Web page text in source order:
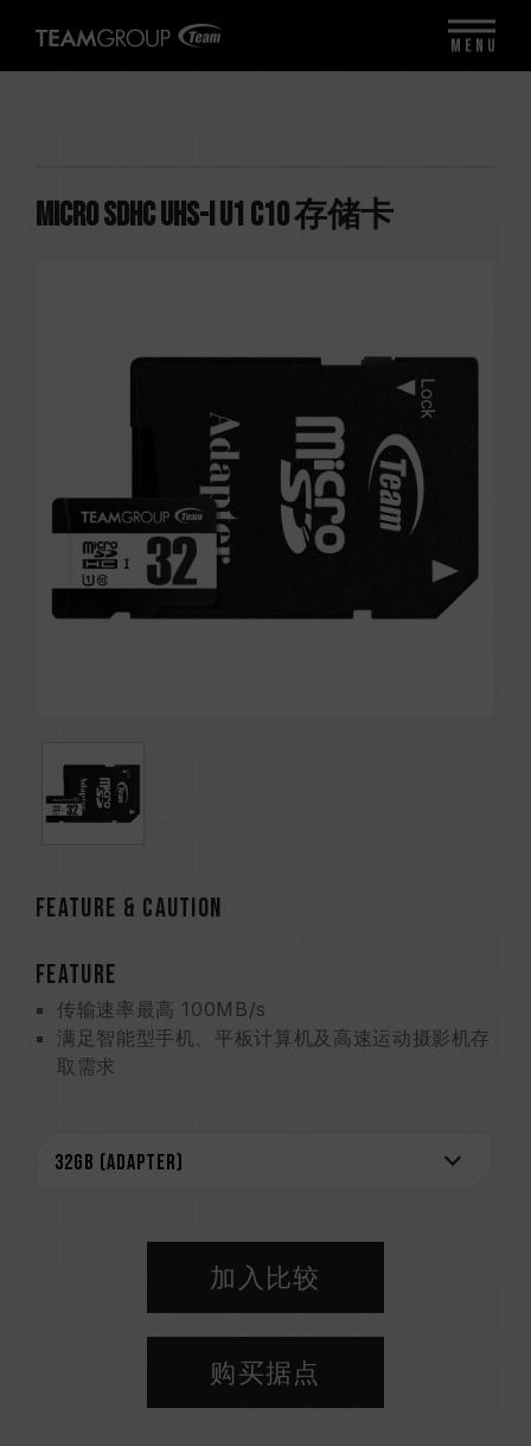
Micro SDHC UHS-I U1 C10 存储卡
Feature & CAUTION
FEATURE
传输速率最高 100MB/s
满足智能型手机、平板计算机及高速运动摄影机存
取需求
加入比较
购买据点
MENU